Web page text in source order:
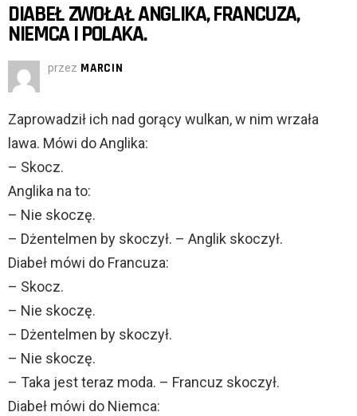
DIABEŁ ZWOŁAŁ ANGLIKA, FRANCUZA,
NIEMCA I POLAKA.
przez MARCIN
Zaprowadził ich nad gorący wulkan, w nim wrzała
lawa. Mówi do Anglika:
– Skocz.
Anglika na to:
– Nie skoczę.
– Dżentelmen by skoczył. – Anglik skoczył.
Diabeł mówi do Francuza:
– Skocz.
– Nie skoczę.
– Dżentelmen by skoczył.
– Nie skoczę.
– Taka jest teraz moda. – Francuz skoczył.
Diabeł mówi do Niemca: